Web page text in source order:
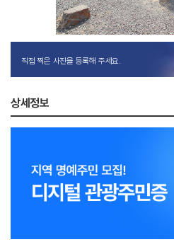
직접 찍은 사진을 등록해 주세요.
상세정보